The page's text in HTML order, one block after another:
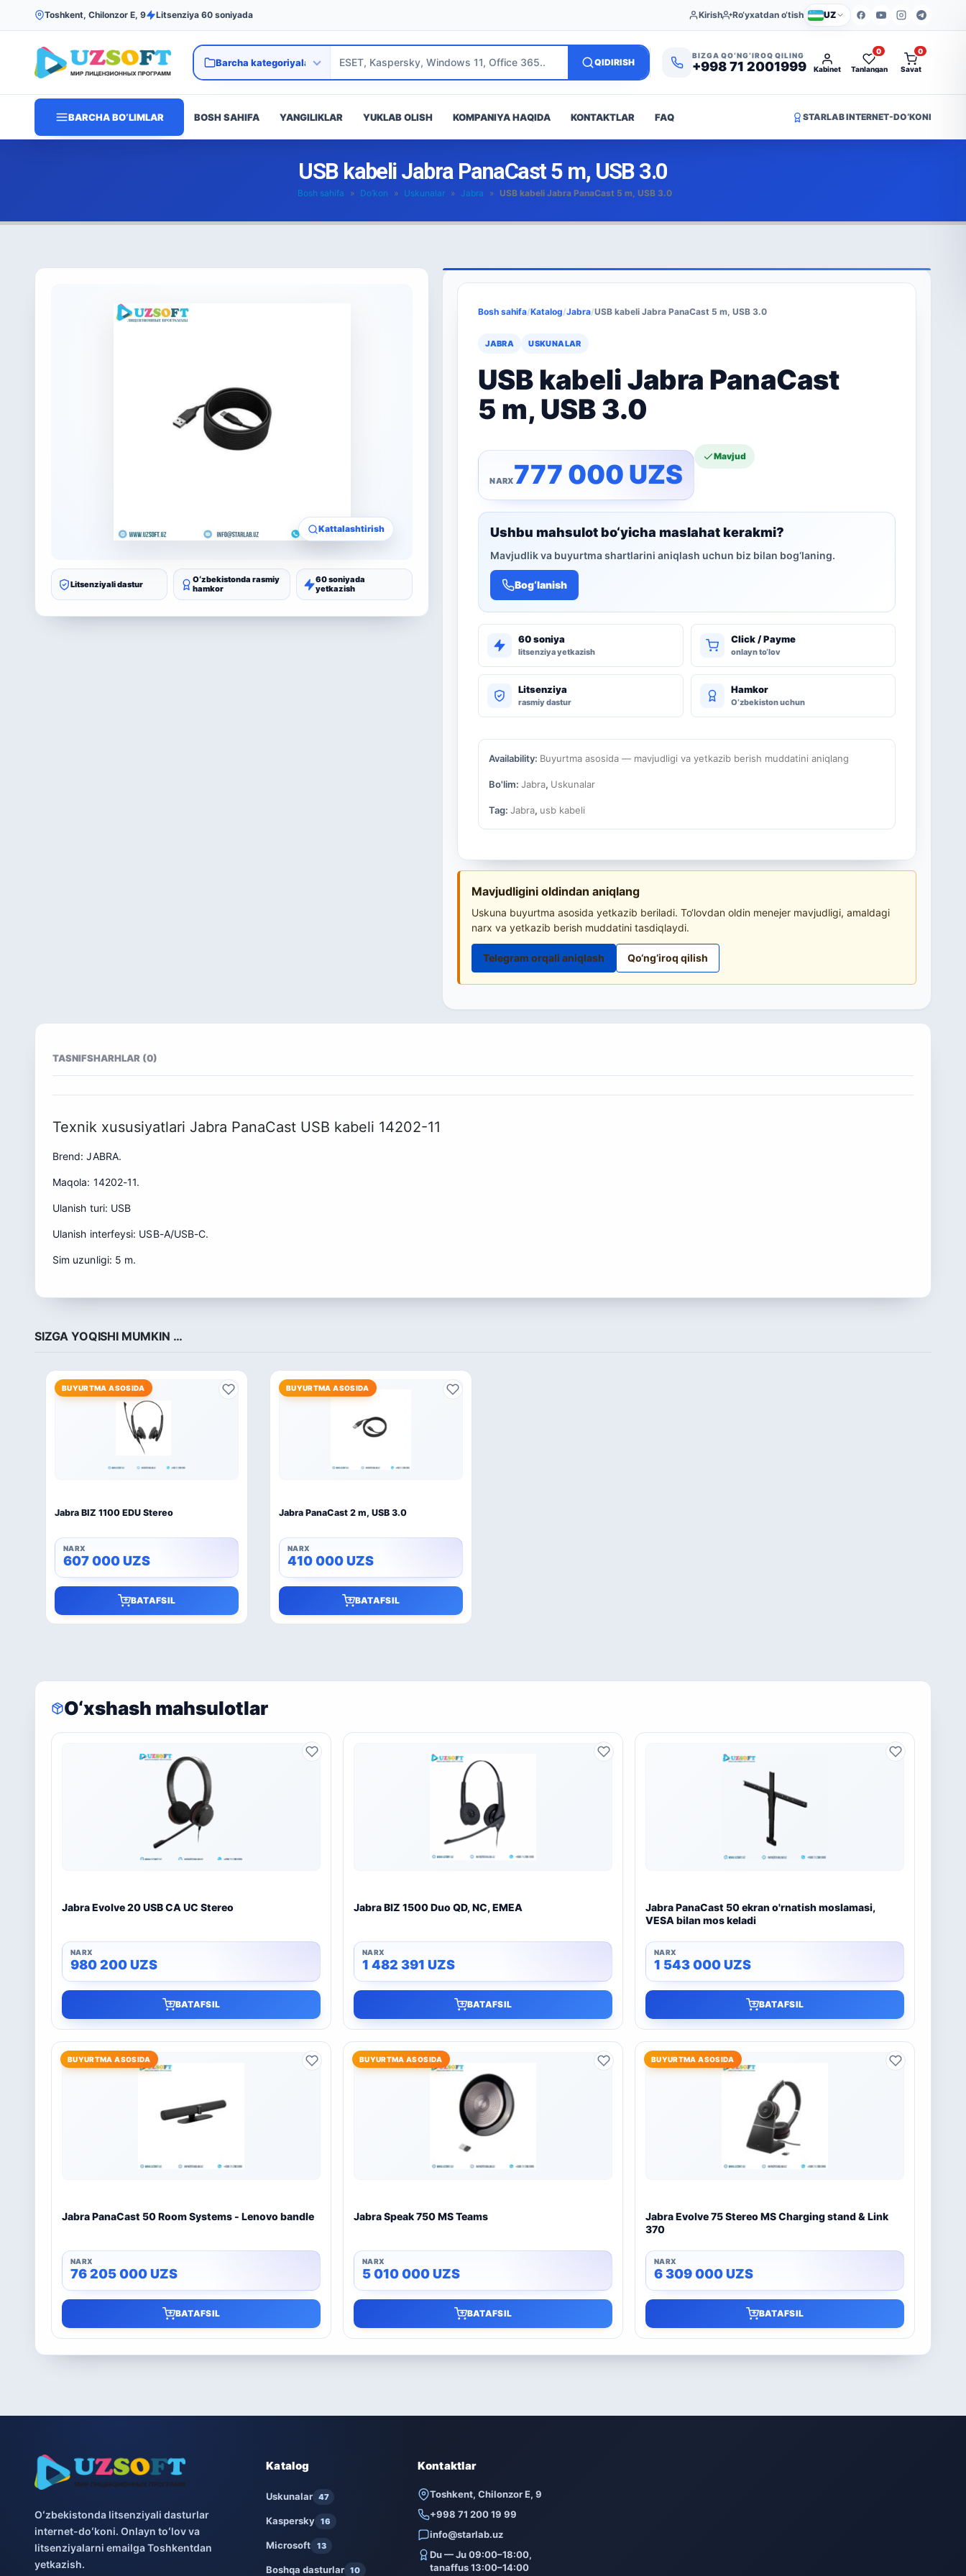
Toshkent, Chilonzor E, 9 Litsenziya 60 soniyada Kirish Ro‘yxatdan o‘tish UZ
QIDIRISH
BIZGA QO‘NG‘IROQ QILING
+998 71 2001999 Kabinet Tanlangan
0
Savat
0
BARCHA BO‘LIMLAR BOSH SAHIFA YANGILIKLAR YUKLAB OLISH KOMPANIYA HAQIDA KONTAKTLAR FAQ STARLAB INTERNET-DO‘KONI
USB kabeli Jabra PanaCast 5 m, USB 3.0
Bosh sahifa » Do’kon » Uskunalar » Jabra » USB kabeli Jabra PanaCast 5 m, USB 3.0
Kattalashtirish
Litsenziyali dastur
Oʻzbekistonda rasmiy
hamkor
60 soniyada
yetkazish
Bosh sahifa/Katalog/Jabra/USB kabeli Jabra PanaCast 5 m, USB 3.0
JABRA USKUNALAR
USB kabeli Jabra PanaCast
5 m, USB 3.0
777 000 UZS
Mavjud
Ushbu mahsulot bo‘yicha maslahat kerakmi?
Mavjudlik va buyurtma shartlarini aniqlash uchun biz bilan bog‘laning.
Bog‘lanish
60 soniya
litsenziya yetkazish
Click / Payme
onlayn to‘lov
Litsenziya
rasmiy dastur
Hamkor
O‘zbekiston uchun
Availability: Buyurtma asosida — mavjudligi va yetkazib berish muddatini aniqlang
Bo'lim:Jabra, Uskunalar
Tag:Jabra, usb kabeli
Mavjudligini oldindan aniqlang
Uskuna buyurtma asosida yetkazib beriladi. To‘lovdan oldin menejer mavjudligi, amaldagi
narx va yetkazib berish muddatini tasdiqlaydi.
Telegram orqali aniqlash Qo‘ng‘iroq qilish
TASNIFSHARHLAR (0)
Texnik xususiyatlari Jabra PanaCast USB kabeli 14202-11
Brend: JABRA.
Maqola: 14202-11.
Ulanish turi: USB
Ulanish interfeysi: USB-A/USB-C.
Sim uzunligi: 5 m.
SIZGA YOQISHI MUMKIN …
BUYURTMA ASOSIDA
Jabra BIZ 1100 EDU Stereo
607 000UZS
BATAFSIL
BUYURTMA ASOSIDA
Jabra PanaCast 2 m, USB 3.0
410 000UZS
BATAFSIL
O‘xshash mahsulotlar
Jabra Evolve 20 USB CA UC Stereo
980 200UZS
BATAFSIL
Jabra BIZ 1500 Duo QD, NC, EMEA
1 482 391 UZS
BATAFSIL
Jabra PanaCast 50 ekran o'rnatish moslamasi,
VESA bilan mos keladi
1 543 000UZS
BATAFSIL
BUYURTMA ASOSIDA
Jabra PanaCast 50 Room Systems - Lenovo bandle
76 205 000UZS
BATAFSIL
BUYURTMA ASOSIDA
Jabra Speak 750 MS Teams
5 010 000UZS
BATAFSIL
BUYURTMA ASOSIDA
Jabra Evolve 75 Stereo MS Charging stand & Link
370
6 309 000UZS
BATAFSIL
Oʻzbekistonda litsenziyali dasturlar
internet-doʻkoni. Onlayn toʻlov va
litsenziyalarni emailga Toshkentdan
yetkazish.
Katalog
Uskunalar 47
Kaspersky 16
Microsoft 13
Boshqa dasturlar 10
Kontaktlar
Toshkent, Chilonzor E, 9
+998 71 200 19 99
info@starlab.uz
Du — Ju 09:00–18:00,
tanaffus 13:00–14:00